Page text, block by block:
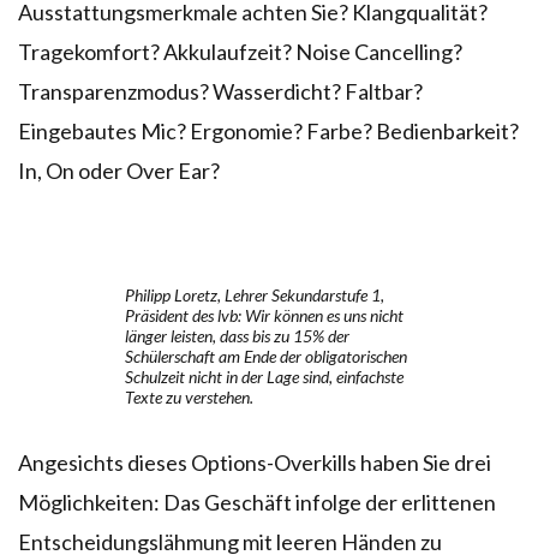
Ausstattungsmerkmale achten Sie? Klangqualität?
Tragekomfort? Akkulaufzeit? Noise Cancelling?
Transparenzmodus? Wasserdicht? Faltbar?
Eingebautes Mic? Ergonomie? Farbe? Bedienbarkeit?
In, On oder Over Ear?
Philipp Loretz, Lehrer Sekundarstufe 1,
Präsident des lvb: Wir können es uns nicht
länger leisten, dass bis zu 15% der
Schülerschaft am Ende der obligatorischen
Schulzeit nicht in der Lage sind, einfachste
Texte zu verstehen.
Angesichts dieses Options-Overkills haben Sie drei
Möglichkeiten: Das Geschäft infolge der erlittenen
Entscheidungslähmung mit leeren Händen zu